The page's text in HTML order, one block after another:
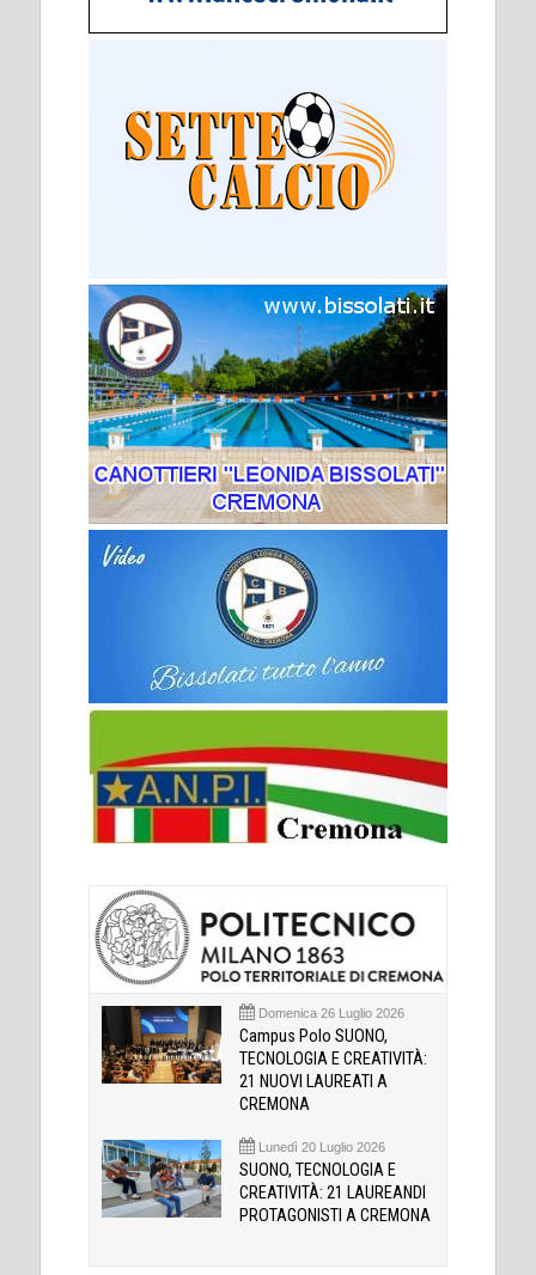
Domenica 26 Luglio 2026
Campus Polo SUONO,
TECNOLOGIA E CREATIVITÀ:
21 NUOVI LAUREATI A
CREMONA
Lunedì 20 Luglio 2026
SUONO, TECNOLOGIA E
CREATIVITÀ: 21 LAUREANDI
PROTAGONISTI A CREMONA